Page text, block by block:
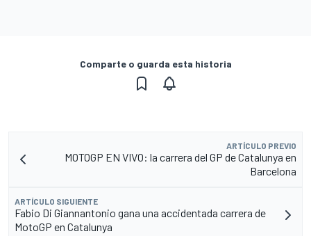
Comparte o guarda esta historia
ARTÍCULO PREVIO
MOTOGP EN VIVO: la carrera del GP de Catalunya en
Barcelona
ARTÍCULO SIGUIENTE
Fabio Di Giannantonio gana una accidentada carrera de
MotoGP en Catalunya